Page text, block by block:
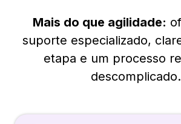
Mais do que agilidade:
suporte especializado,
etapa e um processo
descomplicado.